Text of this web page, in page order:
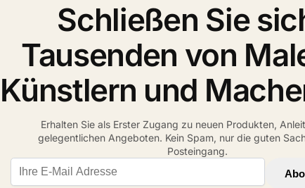
Schließen Sie
Tausenden von
Künstlern und
Erhalten Sie als Erster Zugang zu neuen Produkten,
gelegentlichen Angeboten. Kein Spam, nur die guten
Posteingang.
Email address